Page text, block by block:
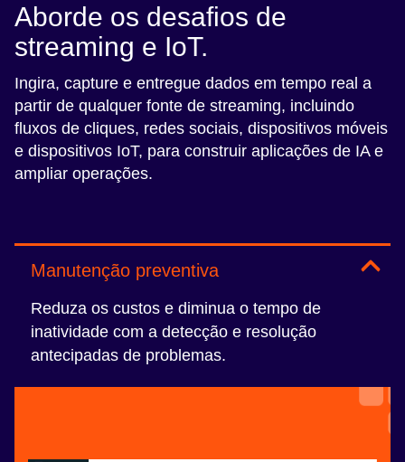
Aborde os desafios de
streaming e IoT.
Ingira, capture e entregue dados em tempo real a
partir de qualquer fonte de streaming, incluindo
fluxos de cliques, redes sociais, dispositivos móveis
e dispositivos IoT, para construir aplicações de IA e
ampliar operações.
Manutenção preventiva
Reduza os custos e diminua o tempo de
inatividade com a detecção e resolução
antecipadas de problemas.